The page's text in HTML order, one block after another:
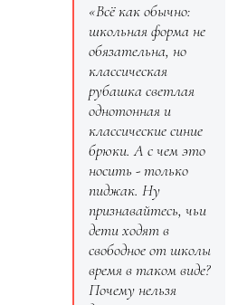
«Всё как обычно:
школьная форма не
обязательна, но
классическая
рубашка светлая
однотонная и
классические синие
брюки. А с чем это
носить - только
пиджак. Ну
признавайтесь, чьи
дети ходят в
свободное от школы
время в таком виде?
Почему нельзя